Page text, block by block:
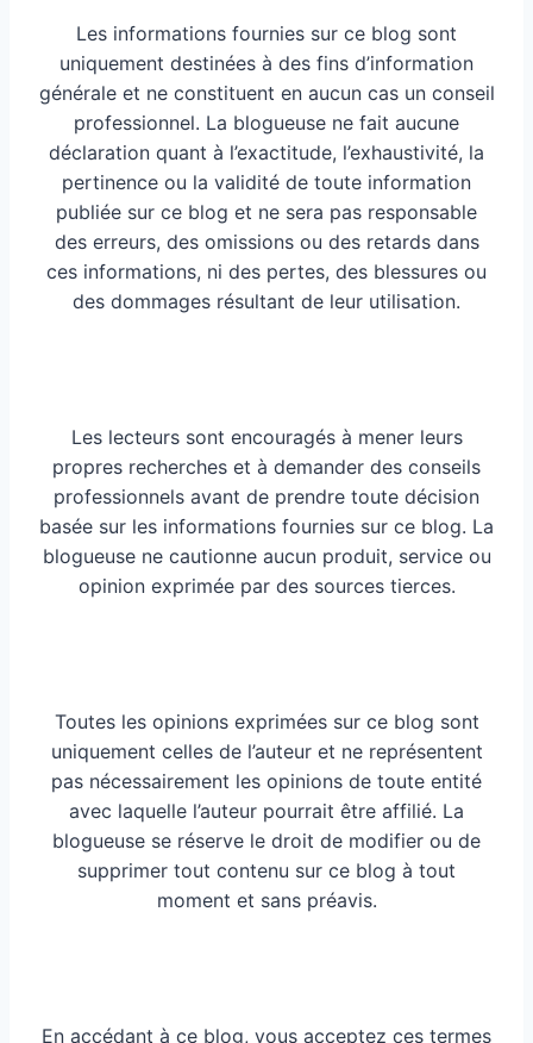
Les informations fournies sur ce blog sont
uniquement destinées à des fins d’information
générale et ne constituent en aucun cas un conseil
professionnel. La blogueuse ne fait aucune
déclaration quant à l’exactitude, l’exhaustivité, la
pertinence ou la validité de toute information
publiée sur ce blog et ne sera pas responsable
des erreurs, des omissions ou des retards dans
ces informations, ni des pertes, des blessures ou
des dommages résultant de leur utilisation.
Les lecteurs sont encouragés à mener leurs
propres recherches et à demander des conseils
professionnels avant de prendre toute décision
basée sur les informations fournies sur ce blog. La
blogueuse ne cautionne aucun produit, service ou
opinion exprimée par des sources tierces.
Toutes les opinions exprimées sur ce blog sont
uniquement celles de l’auteur et ne représentent
pas nécessairement les opinions de toute entité
avec laquelle l’auteur pourrait être affilié. La
blogueuse se réserve le droit de modifier ou de
supprimer tout contenu sur ce blog à tout
moment et sans préavis.
En accédant à ce blog, vous acceptez ces termes